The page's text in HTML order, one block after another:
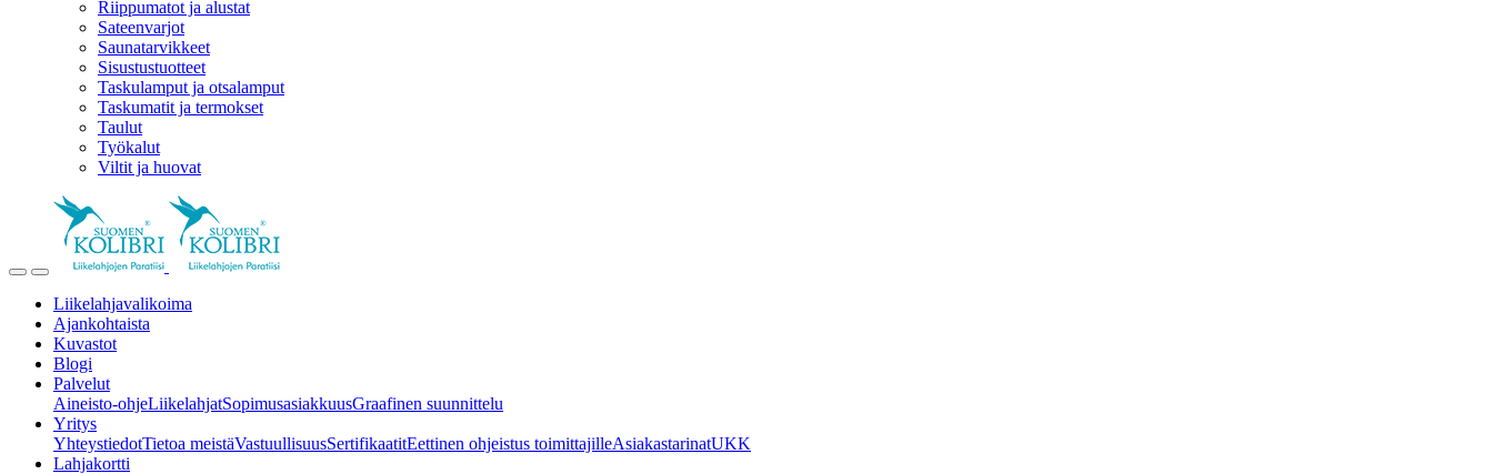
Riippumatot ja alustat
Sateenvarjot
Saunatarvikkeet
Sisustustuotteet
Taskulamput ja otsalamput
Taskumatit ja termokset
Taulut
Työkalut
Viltit ja huovat
Liikelahjavalikoima
Ajankohtaista
Kuvastot
Blogi
Palvelut
Aineisto-ohjeLiikelahjatSopimusasiakkuusGraafinen suunnittelu
Yritys
YhteystiedotTietoa meistäVastuullisuusSertifikaatitEettinen ohjeistus toimittajilleAsiakastarinatUKK
Lahjakortti